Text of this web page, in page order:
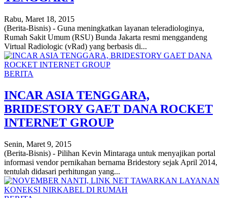
Rabu, Maret 18, 2015
(Berita-Bisnis) - Guna meningkatkan layanan teleradiologinya,
Rumah Sakit Umum (RSU) Bunda Jakarta resmi menggandeng
Virtual Radiologic (vRad) yang berbasis di...
BERITA
INCAR ASIA TENGGARA,
BRIDESTORY GAET DANA ROCKET
INTERNET GROUP
Senin, Maret 9, 2015
(Berita-Bisnis) - Pilihan Kevin Mintaraga untuk menyajikan portal
informasi vendor pernikahan bernama Bridestory sejak April 2014,
tentulah didasari perhitungan yang...